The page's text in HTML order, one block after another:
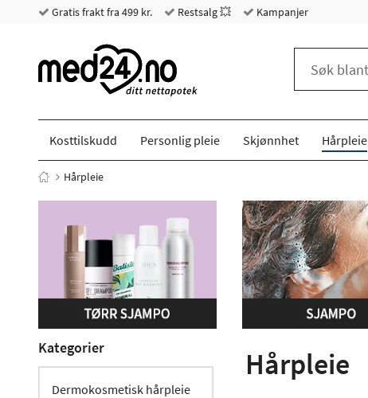
Gratis frakt fra 499 kr. Restsalg 💥 Kampanjer
Kosttilskudd Personlig pleie Skjønnhet Hårpleie
Hårpleie
Kategorier
Dermokosmetisk hårpleie
Hårpleie